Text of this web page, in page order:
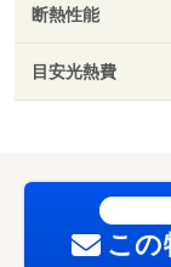
断熱性能
目安光熱費
この